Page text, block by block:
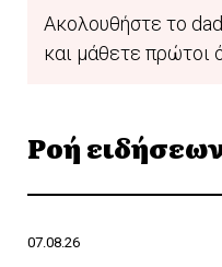
Ακολουθήστε το
και μάθετε πρώτοι
Ροή
07.08.26